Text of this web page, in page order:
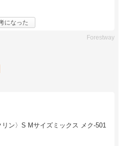
になった
Forestway
ン〉S Mサイズミックス メク-501